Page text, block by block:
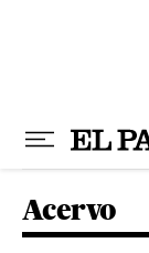
Acervo